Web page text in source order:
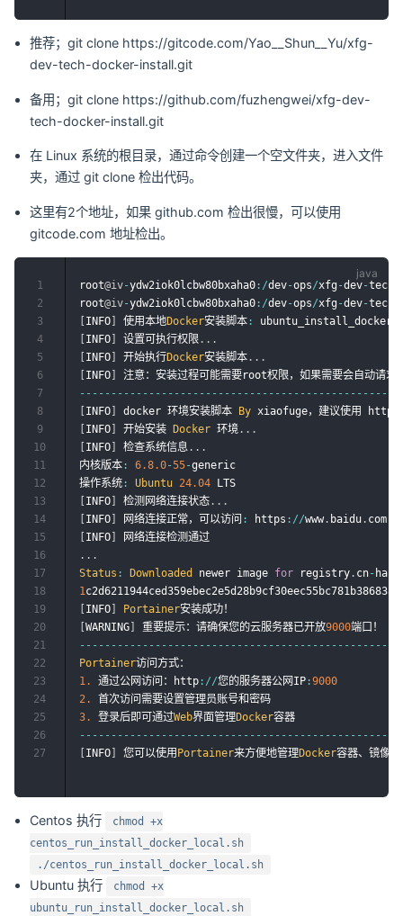
推荐；git clone https://gitcode.com/Yao__Shun__Yu/xfg-
dev-tech-docker-install.git
备用；git clone https://github.com/fuzhengwei/xfg-dev-
tech-docker-install.git
在 Linux 系统的根目录，通过命令创建一个空文件夹，进入文件
夹，通过 git clone 检出代码。
这里有2个地址，如果 github.com 检出很慢，可以使用
gitcode.com 地址检出。
root@iv-ydw2iok0lcbw80bxaha0 : /dev-ops/xfg -dev-tech
root@iv-ydw2iok0lcbw80bxaha0 : /dev-ops/xfg -dev-tech
INFO 使用本地Docker安装脚本 : ubuntu_install_docker
INFO 设置可执行权限 . . .
INFO 开始执行Docker安装脚本 . . .
INFO
-- -- -- -- -- -- -- -- -- -- -- -- -- -- -- -- -- -- -- -- -- -- -- -- --
INFO docker 环境安装脚本 By xiaofuge，建议使用 https
INFO 开始安装 Docker 环境 . . .
INFO 检查系统信息 . . .
内核版本 : 6.8.0-55-generic
操作系统 : Ubuntu 24.04
INFO 检测网络连接状态 . . .
INFO 网络连接正常，可以访问 : https : //www . baidu .
INFO
. . .
Status : Downloaded newer image for registry . cn-
1
INFO Portainer
WARNING 重要提示：请确保您的云服务器已开放9000
-- -- -- -- -- -- -- -- -- -- -- -- -- -- -- -- -- -- -- -- -- -- -- -- --
Portainer
1.
通过公网访问：http : //您的服务器公网IP :9000
2.
3.
登录后即可通过Web界面管理Docker
-- -- -- -- -- -- -- -- -- -- -- -- -- -- -- -- -- -- -- -- -- -- -- -- --
INFO 您可以使用 Portainer来方便地管理Docker
1
2
3
4
5
6
7
8
9
10
11
12
13
14
15
16
17
18
19
20
21
22
23
24
25
26
27
Centos 执行
chmod +x
centos_run_install_docker_local.sh
./centos_run_install_docker_local.sh
Ubuntu 执行
chmod +x
ubuntu_run_install_docker_local.sh